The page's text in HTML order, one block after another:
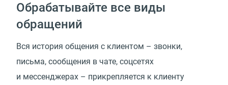
Обрабатывайте все виды
обращений
Вся история общения с клиентом – звонки,
письма, сообщения в чате, соцсетях
и мессенджерах – прикрепляется к клиенту